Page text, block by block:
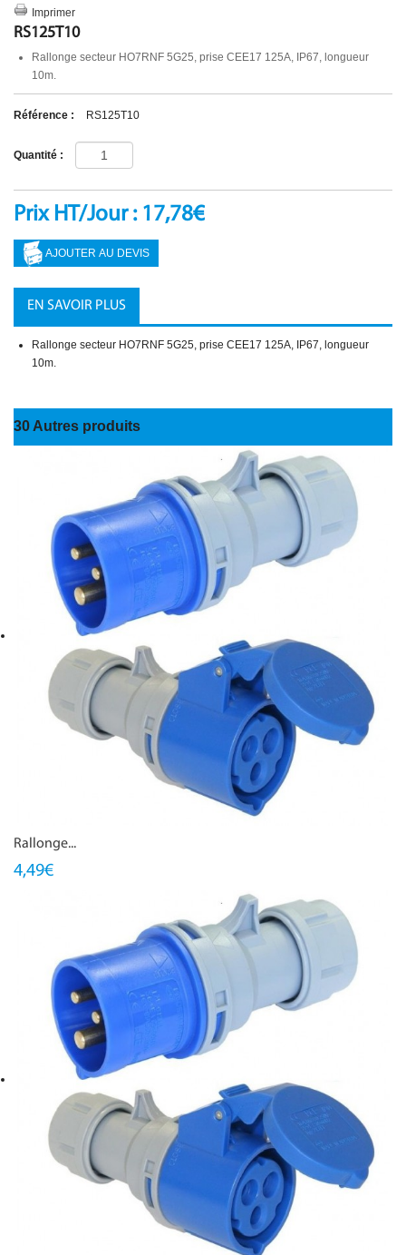
Imprimer
RS125T10
Rallonge secteur HO7RNF 5G25, prise CEE17 125A, IP67, longueur
10m.
Référence : RS125T10
Quantité :
Prix HT/Jour : 17,78€
EN SAVOIR PLUS
Rallonge secteur HO7RNF 5G25, prise CEE17 125A, IP67, longueur
10m.
30 Autres produits
Rallonge...
4,49€